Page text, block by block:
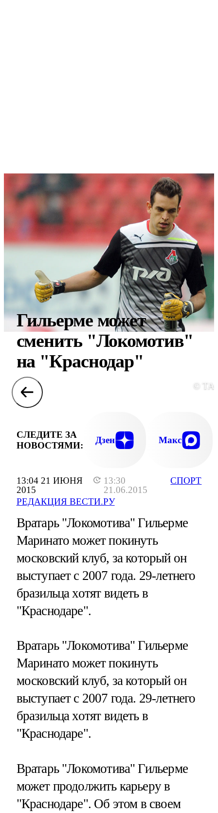
13:04 21 ИЮНЯ
2015
13:30
21.06.2015
РЕДАКЦИЯ ВЕСТИ.РУ
СПОРТ
Гильерме может
сменить "Локомотив"
на "Краснодар"
©
СЛЕДИТЕ ЗА
НОВОСТЯМИ:
Дзен Макс
Вратарь "Локомотива" Гильерме
Маринато может покинуть
московский клуб, за который он
выступает с 2007 года. 29-летнего
бразильца хотят видеть в
"Краснодаре".
Вратарь "Локомотива" Гильерме
Маринато может покинуть
московский клуб, за который он
выступает с 2007 года. 29-летнего
бразильца хотят видеть в
"Краснодаре".
Вратарь "Локомотива" Гильерме
может продолжить карьеру в
"Краснодаре". Об этом в своем